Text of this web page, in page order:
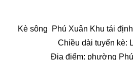
Kè sông Phú Xuân Khu tái
Chiều dài tuyến kè:
Địa điểm: phường